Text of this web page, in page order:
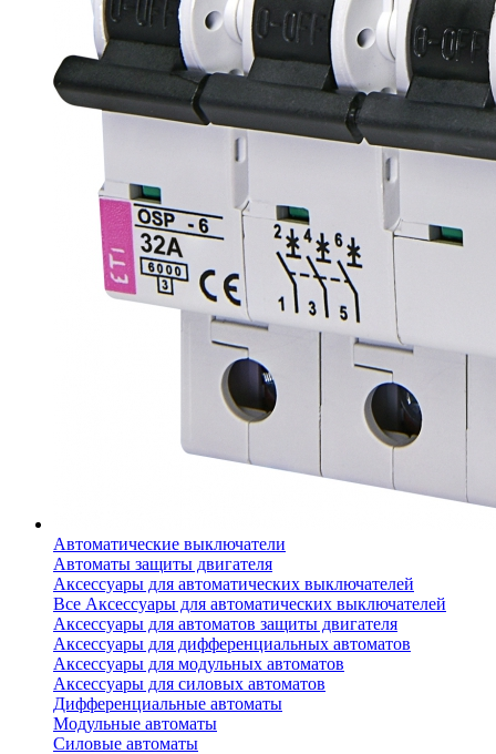
Автоматические выключатели
Автоматы защиты двигателя
Аксессуары для автоматических выключателей
Все Аксессуары для автоматических выключателей
Аксессуары для автоматов защиты двигателя
Аксессуары для дифференциальных автоматов
Аксессуары для модульных автоматов
Аксессуары для силовых автоматов
Дифференциальные автоматы
Модульные автоматы
Силовые автоматы